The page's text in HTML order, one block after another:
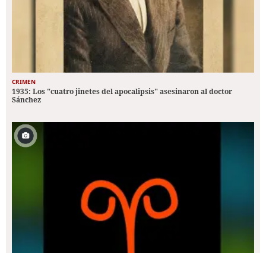
CRIMEN
1935: Los "cuatro jinetes del apocalipsis" asesinaron al doctor
Sánchez